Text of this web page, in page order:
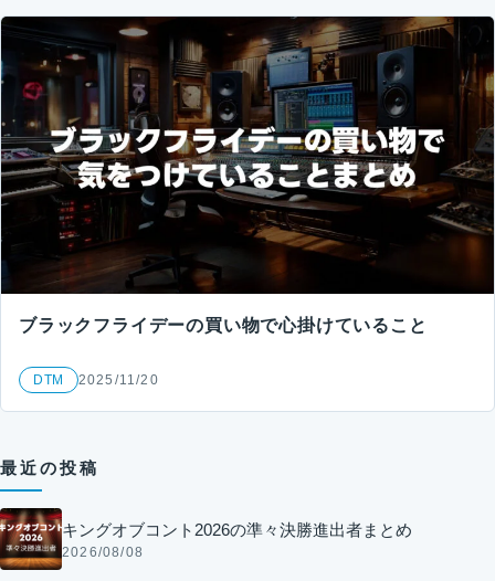
ブラックフライデーの買い物で心掛けていること
DTM 2025/11/20
最近の投稿
キングオブコント2026の準々決勝進出者まとめ
2026/08/08